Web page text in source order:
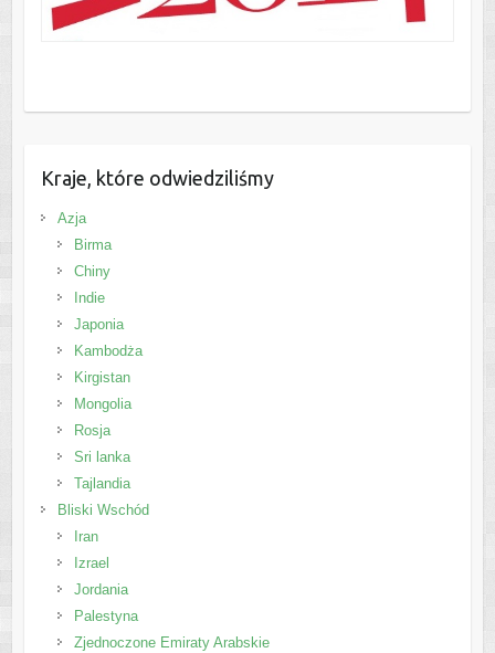
Kraje, które odwiedziliśmy
Azja
Birma
Chiny
Indie
Japonia
Kambodża
Kirgistan
Mongolia
Rosja
Sri lanka
Tajlandia
Bliski Wschód
Iran
Izrael
Jordania
Palestyna
Zjednoczone Emiraty Arabskie